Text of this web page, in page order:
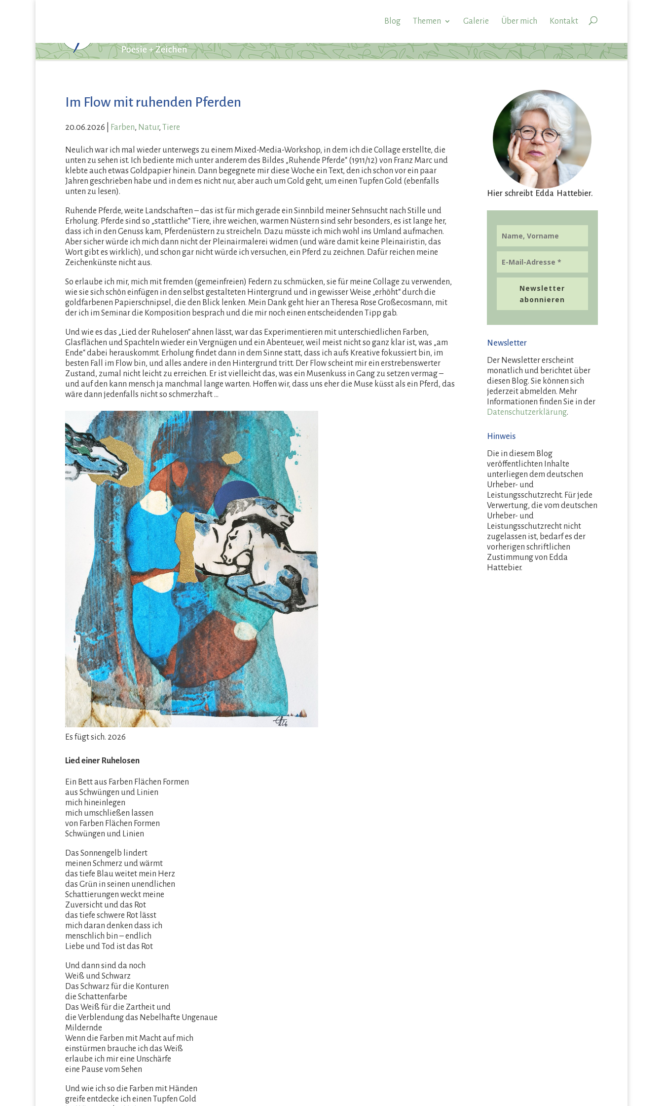
Blog Themen Galerie Über mich Kontakt
Im Flow mit ruhenden Pferden
20.06.2026 Farben, Natur, Tiere
Neulich war ich mal wieder unterwegs zu einem Mixed-Media-Workshop, in dem ich die Collage erstellte, die
unten zu sehen ist. Ich bediente mich unter anderem des Bildes „Ruhende Pferde“ (1911/12) von Franz Marc und
klebte auch etwas Goldpapier hinein. Dann begegnete mir diese Woche ein Text, den ich schon vor ein paar
Jahren geschrieben habe und in dem es nicht nur, aber auch um Gold geht, um einen Tupfen Gold (ebenfalls
unten zu lesen).
Ruhende Pferde, weite Landschaften – das ist für mich gerade ein Sinnbild meiner Sehnsucht nach Stille und
Erholung. Pferde sind so „stattliche“ Tiere, ihre weichen, warmen Nüstern sind sehr besonders, es ist lange her,
dass ich in den Genuss kam, Pferdenüstern zu streicheln. Dazu müsste ich mich wohl ins Umland aufmachen.
Aber sicher würde ich mich dann nicht der Pleinairmalerei widmen (und wäre damit keine Pleinairistin, das
Wort gibt es wirklich), und schon gar nicht würde ich versuchen, ein Pferd zu zeichnen. Dafür reichen meine
Zeichenkünste nicht aus.
So erlaube ich mir, mich mit fremden (gemeinfreien) Federn zu schmücken, sie für meine Collage zu verwenden,
wie sie sich schön einfügen in den selbst gestalteten Hintergrund und in gewisser Weise „erhöht“ durch die
goldfarbenen Papierschnipsel, die den Blick lenken. Mein Dank geht hier an Theresa Rose Großecosmann, mit
der ich im Seminar die Komposition besprach und die mir noch einen entscheidenden Tipp gab.
Und wie es das „Lied der Ruhelosen“ ahnen lässt, war das Experimentieren mit unterschiedlichen Farben,
Glasflächen und Spachteln wieder ein Vergnügen und ein Abenteuer, weil meist nicht so ganz klar ist, was „am
Ende“ dabei herauskommt. Erholung findet dann in dem Sinne statt, dass ich aufs Kreative fokussiert bin, im
besten Fall im Flow bin, und alles andere in den Hintergrund tritt. Der Flow scheint mir ein erstrebenswerter
Zustand, zumal nicht leicht zu erreichen. Er ist vielleicht das, was ein Musenkuss in Gang zu setzen vermag –
und auf den kann mensch ja manchmal lange warten. Hoffen wir, dass uns eher die Muse küsst als ein Pferd, das
wäre dann jedenfalls nicht so schmerzhaft …
Es fügt sich. 2026
Lied einer Ruhelosen
Ein Bett aus Farben Flächen Formen
aus Schwüngen und Linien
mich hineinlegen
mich umschließen lassen
von Farben Flächen Formen
Schwüngen und Linien
Das Sonnengelb lindert
meinen Schmerz und wärmt
das tiefe Blau weitet mein Herz
das Grün in seinen unendlichen
Schattierungen weckt meine
Zuversicht und das Rot
das tiefe schwere Rot lässt
mich daran denken dass ich
menschlich bin – endlich
Liebe und Tod ist das Rot
Und dann sind da noch
Weiß und Schwarz
Das Schwarz für die Konturen
die Schattenfarbe
Das Weiß für die Zartheit und
die Verblendung das Nebelhafte Ungenaue
Mildernde
Wenn die Farben mit Macht auf mich
einstürmen brauche ich das Weiß
erlaube ich mir eine Unschärfe
eine Pause vom Sehen
Und wie ich so die Farben mit Händen
greife entdecke ich einen Tupfen Gold
Hier schreibt Edda Hattebier.
Newsletter
abonnieren
Newsletter
Der Newsletter erscheint
monatlich und berichtet über
diesen Blog. Sie können sich
jederzeit abmelden. Mehr
Informationen finden Sie in der
Datenschutzerklärung.
Hinweis
Die in diesem Blog
veröffentlichten Inhalte
unterliegen dem deutschen
Urheber- und
Leistungsschutzrecht. Für jede
Verwertung, die vom deutschen
Urheber- und
Leistungsschutzrecht nicht
zugelassen ist, bedarf es der
vorherigen schriftlichen
Zustimmung von Edda
Hattebier.